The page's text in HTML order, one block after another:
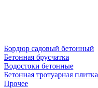
Бордюр садовый бетонный
Бетонная брусчатка
Водостоки бетонные
Бетонная тротуарная плитка
Прочее